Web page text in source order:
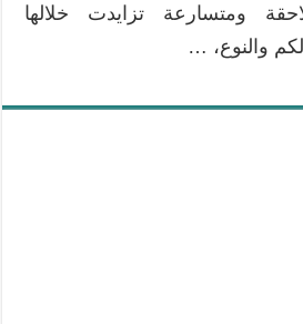
ومتسارعة تزايدت خلالها
والنوع، …